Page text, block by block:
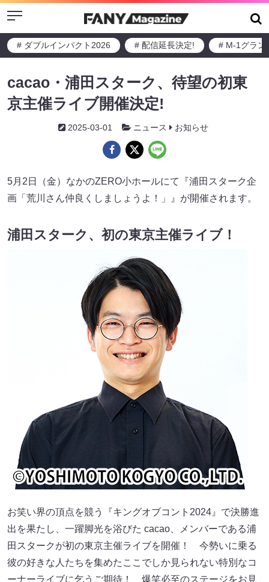
Menu
# ダブルインパクト2026 # 配信延長決定! # M-1グラン
cacao・浦田スターク、待望の初東
京主催ライブ開催決定!
2025-03-01 ニュース お知らせ
5月2日（金）なかのZERO小ホールにて『浦田スターク企
画「荒川さん仲良くしましょうよ！」』が開催されます。
浦田スターク、初の東京主催ライブ！
お笑い界の頂点を競う『キングオブコント2024』で決勝進
出を果たし、一躍脚光を浴びた cacao、メンバーである浦
田スタークが初の東京主催ライブを開催！ 今勢いに乗る
彼の好きな人たちを集めたここでしか見られない特別なコ
ーナーライブに乞うご期待！ 爆笑必至のステージをお見